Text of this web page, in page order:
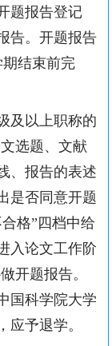
题报告登记
告。开题报告
结束前完
以上职称的
选题、文献
、报告的表述
是否同意开题
格”四档中给
入论文工作阶
开题报告。
国科学院大学
应予退学。